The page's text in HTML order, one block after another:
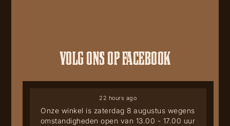
VOLG ONS OP FACEBOOK
Onze winkel is zaterdag 8 augustus wegens
omstandigheden open van 13.00 - 17.00 uur
22 hours ago